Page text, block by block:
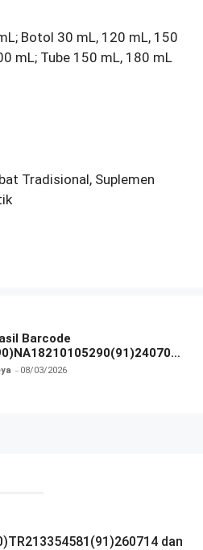
Botol 30 mL, 120 mL, 150
mL; Tube 150 mL, 180 mL
Tradisional, Suplemen
Barcode
Izin BPOM
08/03/2026
dan